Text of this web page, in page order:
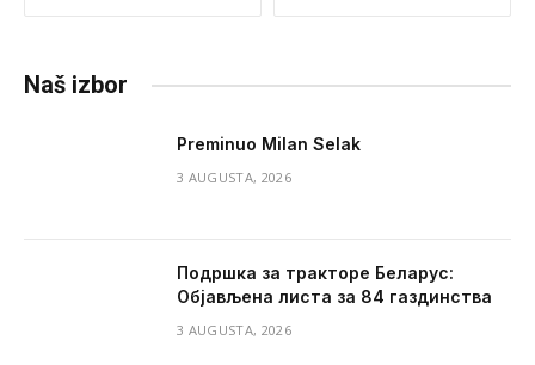
Naš izbor
Preminuo Milan Selak
3 AUGUSTA, 2026
Подршка за тракторе Беларус:
Објављена листа за 84 газдинства
3 AUGUSTA, 2026